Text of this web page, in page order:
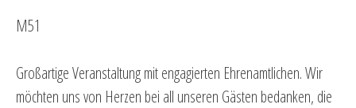
M51
Großartige Veranstaltung mit engagierten Ehrenamtlichen. Wir
möchten uns von Herzen bei all unseren Gästen bedanken, die